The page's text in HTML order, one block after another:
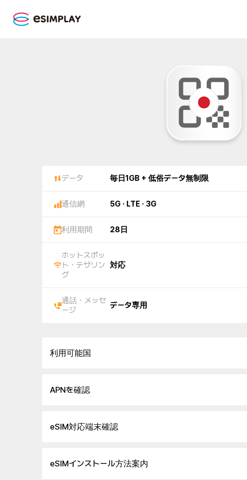
データ 毎日1GB + 低俗データ無制限
通信網 5G · LTE · 3G
利用期間 28日
ホットスポッ
ト・テザリン
グ
対応
通話・メッセ
ージ
データ専用
利用可能国
APNを確認
eSIM対応端末確認
eSIMインストール方法案内